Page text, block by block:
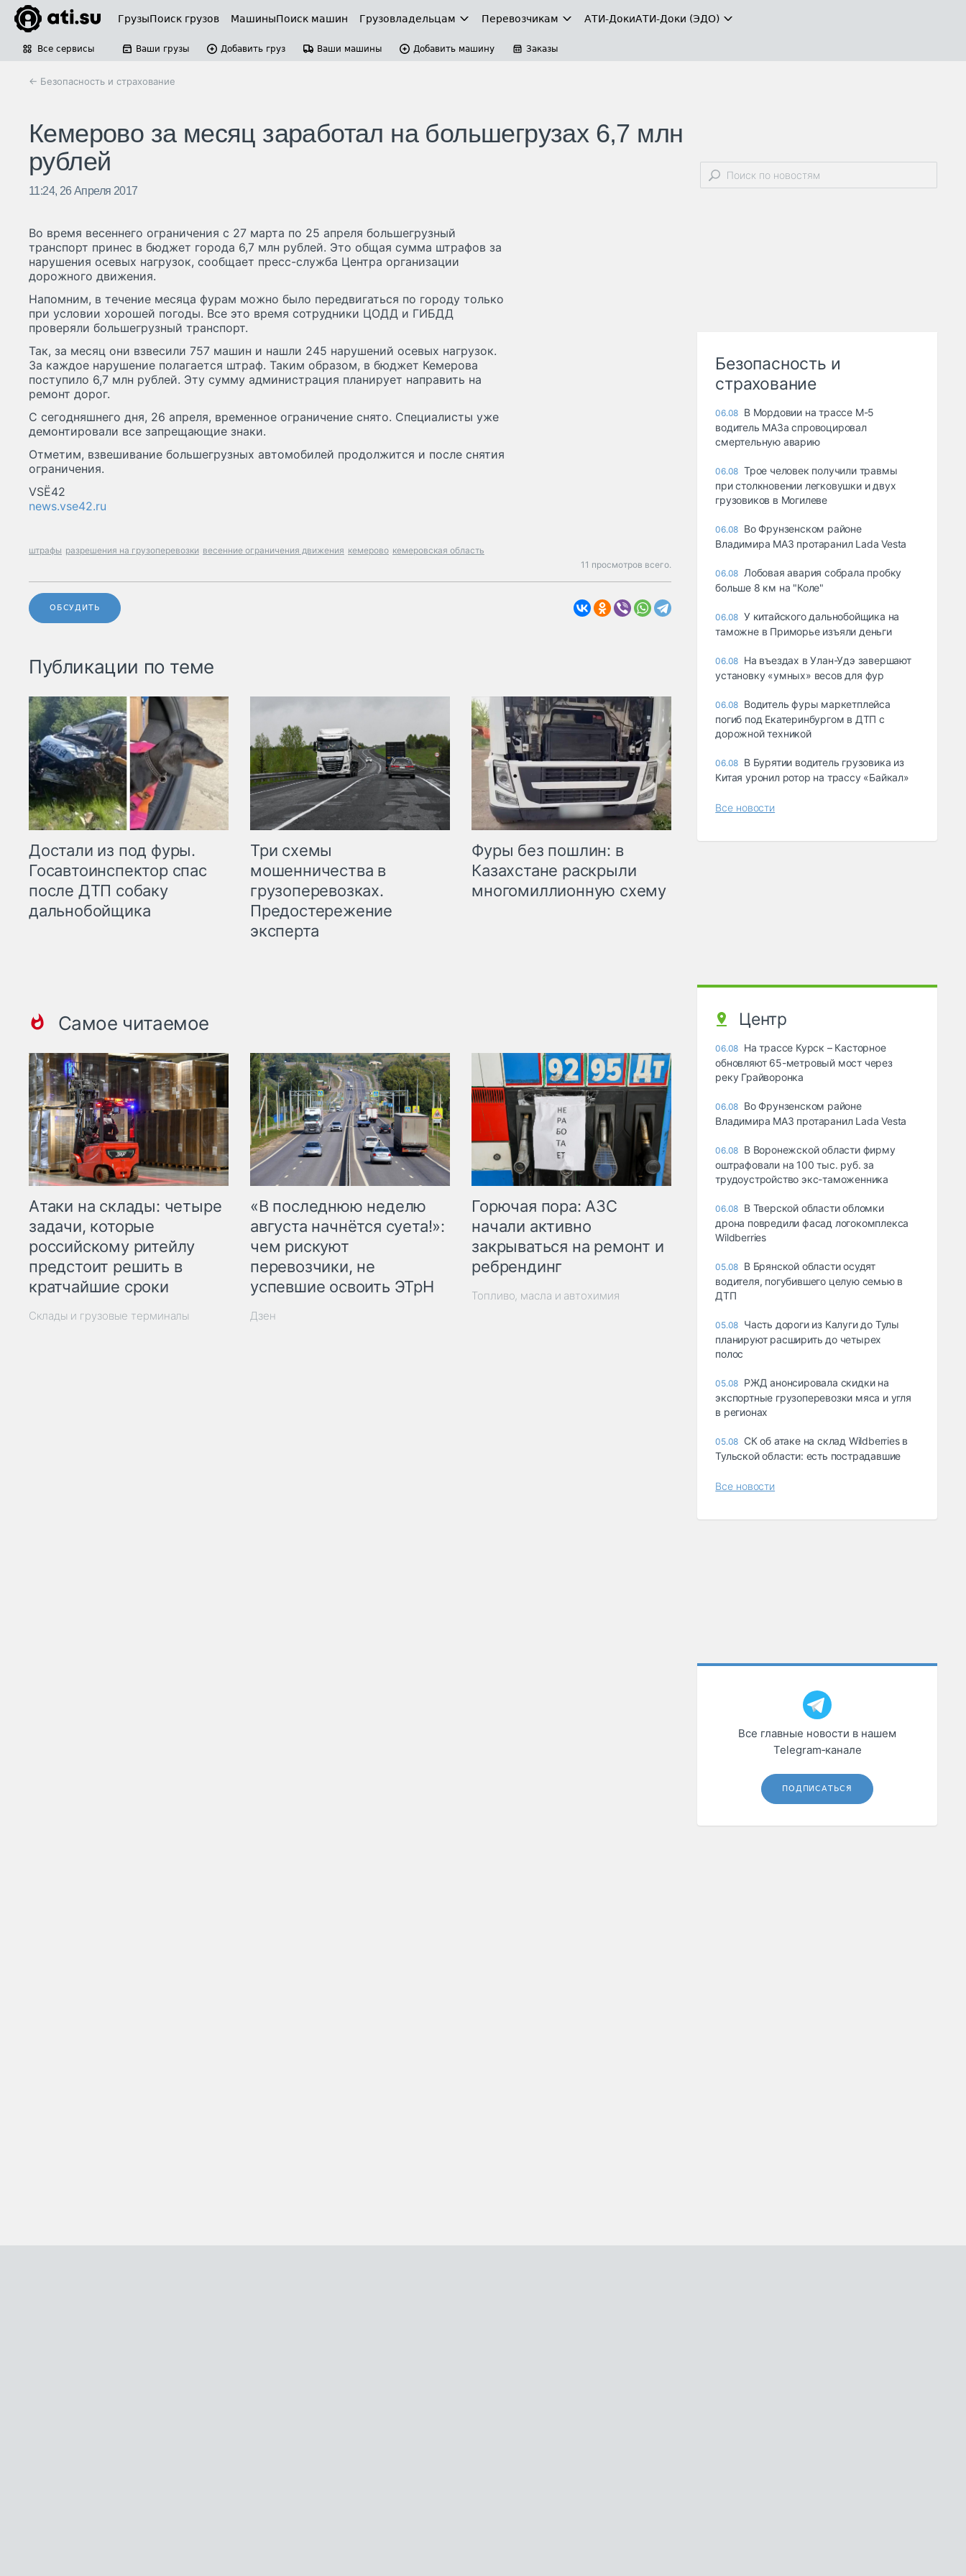
ГрузыПоиск грузов МашиныПоиск машин Грузовладельцам Перевозчикам АТИ-ДокиАТИ-Доки (ЭДО)
Все сервисы Ваши грузы Добавить груз Ваши машины Добавить машину Заказы
← Безопасность и страхование
Кемерово за месяц заработал на большегрузах 6,7 млн
рублей
11:24, 26 Апреля 2017
Во время весеннего ограничения с 27 марта по 25 апреля большегрузный
транспорт принес в бюджет города 6,7 млн рублей. Это общая сумма штрафов за
нарушения осевых нагрузок, сообщает пресс-служба Центра организации
дорожного движения.
Напомним, в течение месяца фурам можно было передвигаться по городу только
при условии хорошей погоды. Все это время сотрудники ЦОДД и ГИБДД
проверяли большегрузный транспорт.
Так, за месяц они взвесили 757 машин и нашли 245 нарушений осевых нагрузок.
За каждое нарушение полагается штраф. Таким образом, в бюджет Кемерова
поступило 6,7 млн рублей. Эту сумму администрация планирует направить на
ремонт дорог.
С сегодняшнего дня, 26 апреля, временное ограничение снято. Специалисты уже
демонтировали все запрещающие знаки.
Отметим, взвешивание большегрузных автомобилей продолжится и после снятия
ограничения.
VSЁ42
news.vse42.ru
штрафы разрешения на грузоперевозки весенние ограничения движения кемерово кемеровская область
11 просмотров всего.
ОБСУДИТЬ
Публикации по теме
Достали из под фуры.
Госавтоинспектор спас
после ДТП собаку
дальнобойщика
Три схемы
мошенничества в
грузоперевозках.
Предостережение
эксперта
Фуры без пошлин: в
Казахстане раскрыли
многомиллионную схему
Самое читаемое
Атаки на склады: четыре
задачи, которые
российскому ритейлу
предстоит решить в
кратчайшие сроки
Склады и грузовые терминалы
«В последнюю неделю
августа начнётся суета!»:
чем рискуют
перевозчики, не
успевшие освоить ЭТрН
Дзен
Горючая пора: АЗС
начали активно
закрываться на ремонт и
ребрендинг
Топливо, масла и автохимия
Безопасность и
страхование
06.08 В Мордовии на трассе М-5
водитель МАЗа спровоцировал
смертельную аварию
06.08 Трое человек получили травмы
при столкновении легковушки и двух
грузовиков в Могилеве
06.08 Во Фрунзенском районе
Владимира МАЗ протаранил Lada Vesta
06.08 Лобовая авария собрала пробку
больше 8 км на "Коле"
06.08 У китайского дальнобойщика на
таможне в Приморье изъяли деньги
06.08 Ha въeздax в Улaн-Удэ зaвepшaют
ycтaнoвкy «yмныx» вecoв для фyp
06.08 Водитель фуры маркетплейса
погиб под Екатеринбургом в ДТП с
дорожной техникой
06.08 В Бурятии водитель грузовика из
Китая уронил ротор на трассу «Байкал»
Все новости
Центр
06.08 На трассе Курск – Касторное
обновляют 65-метровый мост через
реку Грайворонка
06.08 Во Фрунзенском районе
Владимира МАЗ протаранил Lada Vesta
06.08 В Воронежской области фирму
оштрафовали на 100 тыс. руб. за
трудоустройство экс-таможенника
06.08 В Тверской области обломки
дрона повредили фасад логокомплекса
Wildberries
05.08 В Брянской области осудят
водителя, погубившего целую семью в
ДТП
05.08 Часть дороги из Калуги до Тулы
планируют расширить до четырех
полос
05.08 РЖД анонсировала скидки на
экспортные грузоперевозки мяса и угля
в регионах
05.08 СК об атаке на склад Wildberries в
Тульской области: есть пострадавшие
Все новости
Все главные новости в нашем
Telegram‑канале
ПОДПИСАТЬСЯ